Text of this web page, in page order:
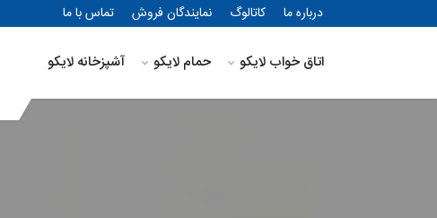
درباره ما کاتالوگ نمایندگان فروش تماس با ما
اتاق خواب لایکو حمام لایکو آشپزخانه لایکو